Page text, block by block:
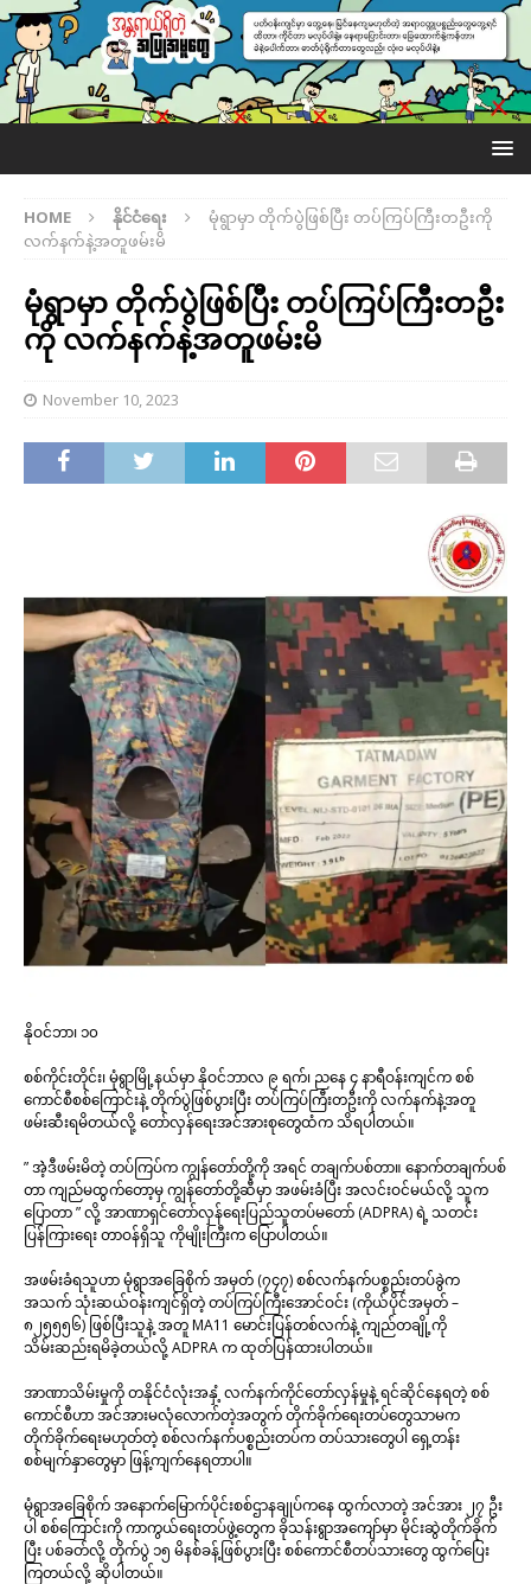
HOME နိုင်ငံရေး
မုံရွာမှာ တိုက်ပွဲဲဖြစ်ပြီး တပ်ကြပ်ကြီးတဦးကို
လက်နက်နဲ့အတူဖမ်းမိ
မုံရွာမှာ တိုက်ပွဲဲဖြစ်ပြီး တပ်ကြပ်ကြီးတဦး
ကို လက်နက်နဲ့အတူဖမ်းမိ
November 10, 2023
နိုဝင်ဘာ၊ ၁၀
စစ်ကိုင်းတိုင်း၊ မုံရွာမြို့နယ်မှာ နိုဝင်ဘာလ ၉ ရက်၊ ညနေ ၄ နာရီဝန်းကျင်က စစ်
ကောင်စီစစ်ကြောင်းနဲ့ တိုက်ပွဲဖြစ်ပွားပြီး တပ်ကြပ်ကြီးတဦးကို လက်နက်နဲ့အတူ
ဖမ်းဆီးရမိတယ်လို့ တော်လှန်ရေးအင်အားစုတွေထံက သိရပါတယ်။
” အဲဲ့ဒီဖမ်းမိတဲ့ တပ်ကြပ်က ကျွန်တော်တို့ကို အရင် တချက်ပစ်တာ။ နောက်တချက်ပစ်
တာ ကျည်မထွက်တော့မှ ကျွန်တော်တို့ဆီမှာ အဖမ်းခံပြီး အလင်းဝင်မယ်လို့ သူက
ပြောတာ ” လို့ အာဏာရှင်တော်လှန်ရေးပြည်သူတပ်မတော် (ADPRA) ရဲ့ သတင်း
ပြန်ကြားရေး တာဝန်ရှိသူ ကိုမျိုးကြီးက ပြောပါတယ်။
အဖမ်းခံရသူဟာ မုံရွာအခြေစိုက် အမှတ် (၇၄၇) စစ်လက်နက်ပစ္စည်းတပ်ခွဲက
အသက် သုံးဆယ်ဝန်းကျင်ရှိတဲ့ တပ်ကြပ်ကြီးအောင်ဝင်း (ကိုယ်ပိုင်အမှတ် –
၈၂၅၅၅၆) ဖြစ်ပြီးသူနဲ့ အတူ MA11 မောင်းပြန်တစ်လက်နဲ့ ကျည်တချို့ကို
သိမ်းဆည်းရမိခဲ့တယ်လို့ ADPRA က ထုတ်ပြန်ထားပါတယ်။
အာဏာသိမ်းမှုကို တနိုင်ငံလုံးအနှံ့ လက်နက်ကိုင်တော်လှန်မှုနဲ့ ရင်ဆိုင်နေရတဲ့ စစ်
ကောင်စီဟာ အင်အားမလုံလောက်တဲ့အတွက် တိုက်ခိုက်ရေးတပ်တွေသာမက
တိုက်ခိုက်ရေးမဟုတ်တဲ့ စစ်လက်နက်ပစ္စည်းတပ်က တပ်သားတွေပါ ရှေ့တန်း
စစ်မျက်နှာတွေမှာ ဖြန့်ကျက်နေရတာပါ။
မုံရွာအခြေစိုက် အနောက်မြောက်ပိုင်းစစ်ဌာနချုပ်ကနေ ထွက်လာတဲ့ အင်အား ၂၇ ဦး
ပါ စစ်ကြောင်းကို ကာကွယ်ရေးတပ်ဖွဲ့တွေက ခိုသန်းရွာအကျော်မှာ မိုင်းဆွဲတိုက်ခိုက်
ပြီး ပစ်ခတ်လို့ တိုက်ပွဲ ၁၅ မိနစ်ခန့်ဖြစ်ပွားပြီး စစ်ကောင်စီတပ်သားတွေ ထွက်ပြေး
ကြတယ်လို့ ဆိုပါတယ်။